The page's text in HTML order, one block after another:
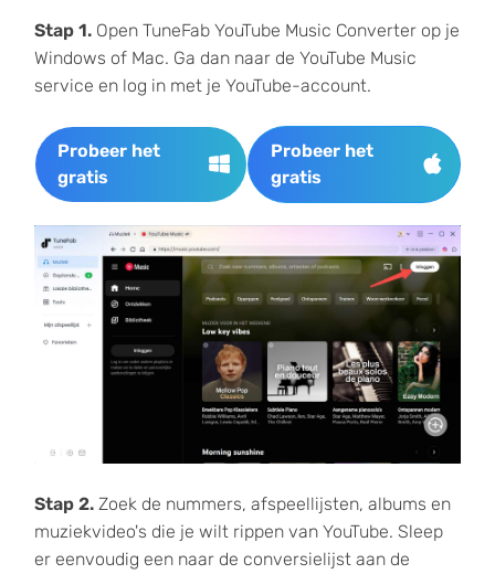
Stap 1. Open TuneFab YouTube Music Converter op je
Windows of Mac. Ga dan naar de YouTube Music
service en log in met je YouTube-account.
Probeer het
gratis
Probeer het
gratis
Stap 2. Zoek de nummers, afspeellijsten, albums en
muziekvideo's die je wilt rippen van YouTube. Sleep
er eenvoudig een naar de conversielijst aan de